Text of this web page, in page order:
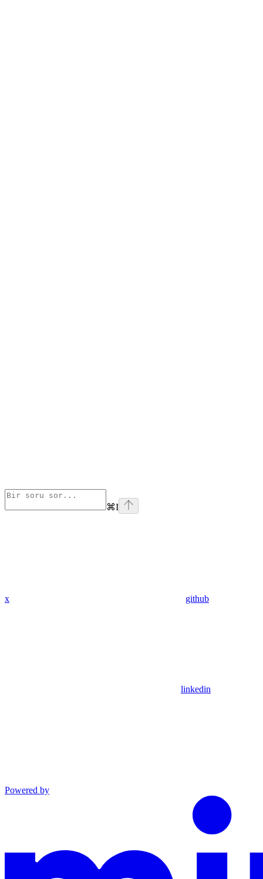
⌘I
x github
linkedin
Powered by